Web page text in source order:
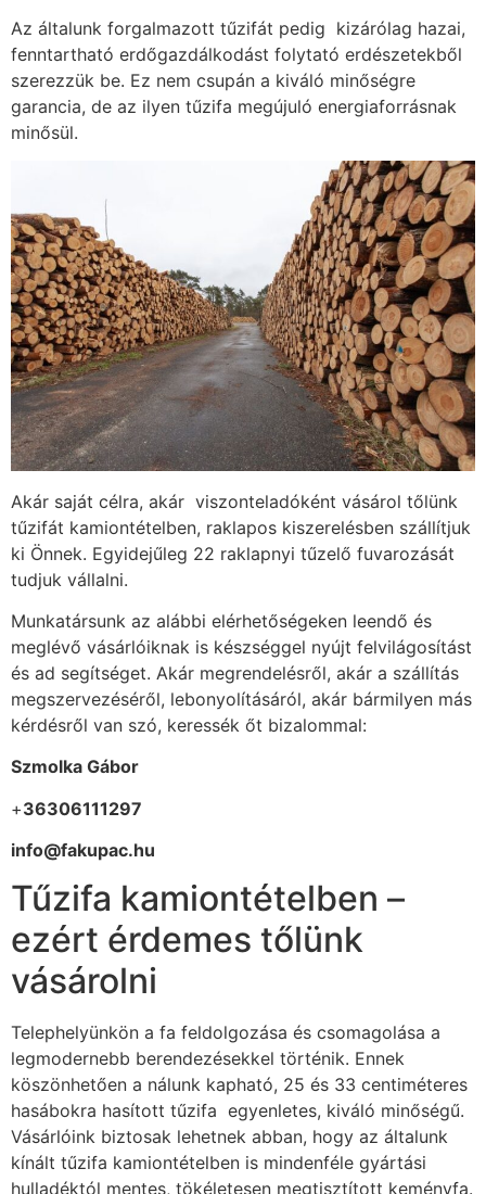
Az általunk forgalmazott tűzifát pedig kizárólag hazai,
fenntartható erdőgazdálkodást folytató erdészetekből
szerezzük be. Ez nem csupán a kiváló minőségre
garancia, de az ilyen tűzifa megújuló energiaforrásnak
minősül.
Akár saját célra, akár viszonteladóként vásárol tőlünk
tűzifát kamiontételben, raklapos kiszerelésben szállítjuk
ki Önnek. Egyidejűleg 22 raklapnyi tűzelő fuvarozását
tudjuk vállalni.
Munkatársunk az alábbi elérhetőségeken leendő és
meglévő vásárlóiknak is készséggel nyújt felvilágosítást
és ad segítséget. Akár megrendelésről, akár a szállítás
megszervezéséről, lebonyolításáról, akár bármilyen más
kérdésről van szó, keressék őt bizalommal:
Szmolka Gábor
+36306111297
info@fakupac.hu
Tűzifa kamiontételben –
ezért érdemes tőlünk
vásárolni
Telephelyünkön a fa feldolgozása és csomagolása a
legmodernebb berendezésekkel történik. Ennek
köszönhetően a nálunk kapható, 25 és 33 centiméteres
hasábokra hasított tűzifa egyenletes, kiváló minőségű.
Vásárlóink biztosak lehetnek abban, hogy az általunk
kínált tűzifa kamiontételben is mindenféle gyártási
hulladéktól mentes, tökéletesen megtisztított keményfa.